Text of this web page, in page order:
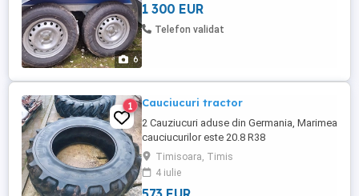
6
1 300 EUR
Telefon validat
1 Cauciucuri tractor
2 Cauziucuri aduse din Germania, Marimea
cauciucurilor este 20.8 R38
Timisoara, Timis
4 iulie